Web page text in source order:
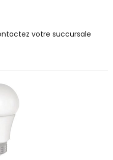
votre succursale